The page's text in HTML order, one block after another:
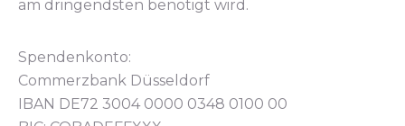
am dringendsten benötigt wird.
Spendenkonto:
Commerzbank Düsseldorf
IBAN DE72 3004 0000 0348 0100 00